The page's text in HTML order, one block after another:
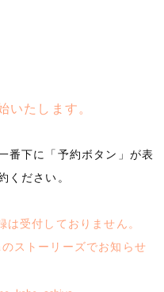
いたします。
番下に「予約ボタン」が表
ください。
受付しておりません。
ストーリーズでお知らせ